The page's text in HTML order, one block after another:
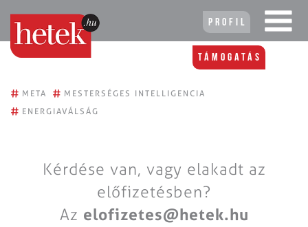
Profil
Támogatás
# META # MESTERSÉGES INTELLIGENCIA
# ENERGIAVÁLSÁG
Kérdése van, vagy elakadt az
előfizetésben?
Az elofizetes@hetek.hu